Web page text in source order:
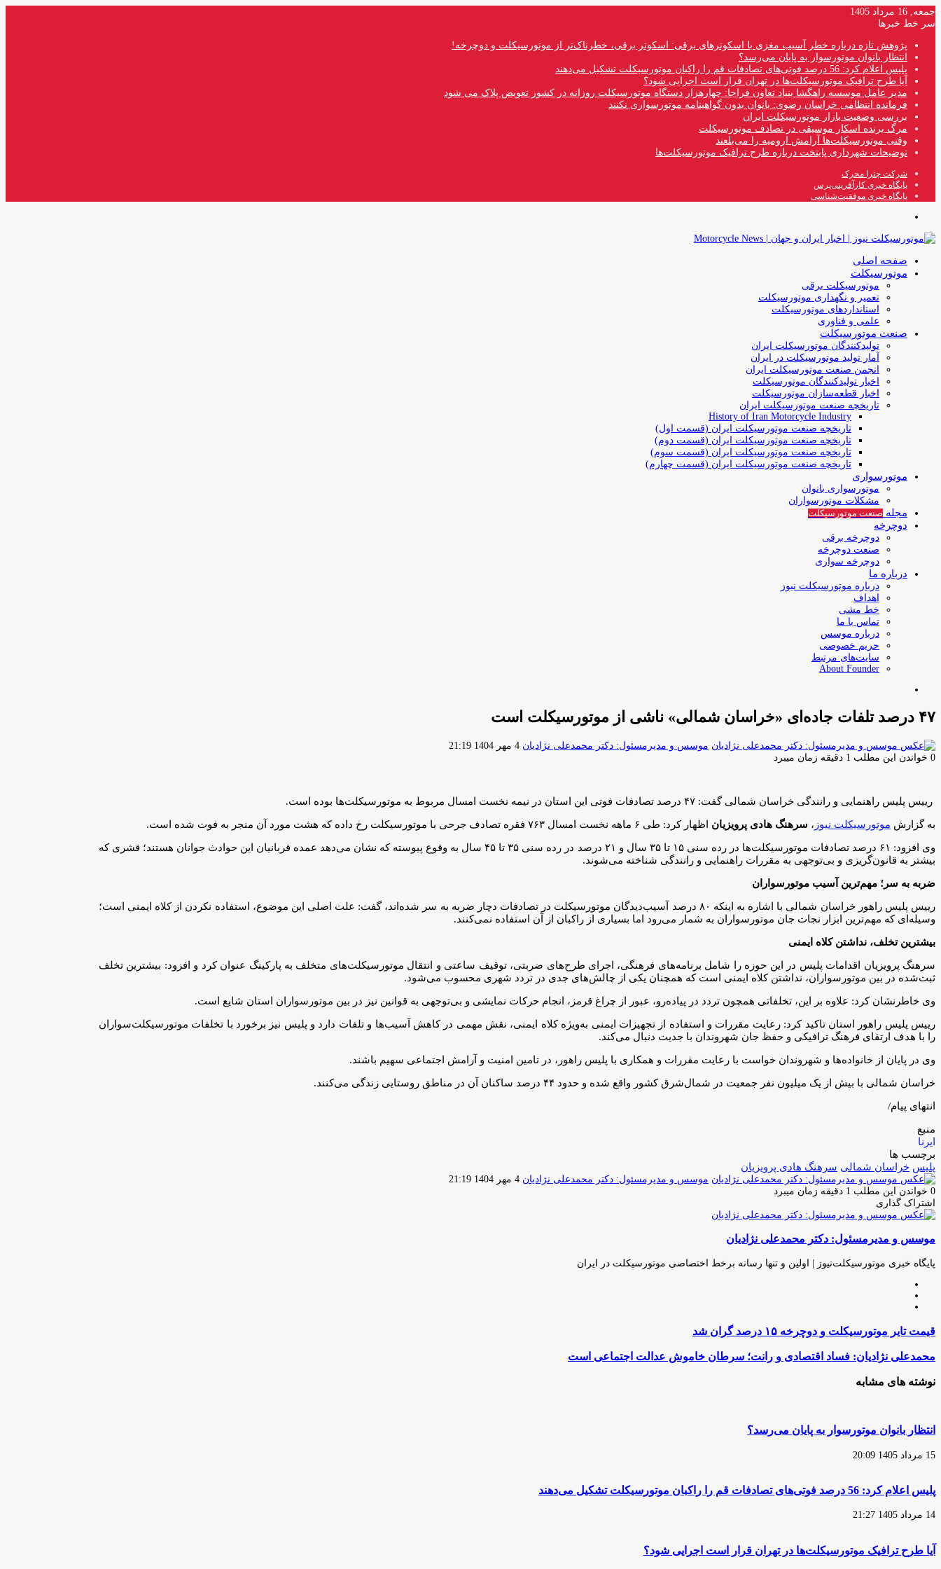
جمعه, 16 مرداد 1405
سر خط خبرها
پژوهش تازه درباره خطر آسیب مغزی با اسکوترهای برقی: اسکوتر برقی، خطرناک‌تر از موتورسیکلت و دوچرخه!
انتظار بانوان موتورسوار به پایان می‌رسد؟
پلیس اعلام کرد: 56 درصد فوتی‌های تصادفات قم را راکبان موتورسیکلت تشکیل می‌دهند
آیا طرح ترافیک موتورسیکلت‌ها در تهران قرار است اجرایی شود؟
مدیر عامل موسسه راهگشا بنیاد تعاون فراجا: چهارهزار دستگاه موتورسیکلت روزانه در کشور تعویض پلاک می شود
فرمانده انتظامی خراسان رضوی: بانوان بدون گواهینامه موتورسواری نکنند
بررسی وضعیت بازار موتورسیکلت ایران
مرگ برنده اسکار موسیقی در تصادف موتورسیکلت
وقتی موتورسیکلت‌ها آرامش ارومیه را می‌بلعند
توضیحات شهرداری پایتخت درباره طرح ترافیک موتورسیکلت‌ها
شرکت چترا محرک
پایگاه خبری کارآفرینی‌پرس
پایگاه خبری موفقیت‌شناسی
صفحه اصلی
موتورسیکلت
موتورسیکلت برقی
تعمیر و نگهداری موتورسیکلت
استانداردهای موتورسیکلت
علمی و فناوری
صنعت موتورسیکلت
تولیدکنندگان موتورسیکلت ایران
آمار تولید موتورسیکلت در ایران
انجمن صنعت موتورسیکلت ایران
اخبار تولیدکنندگان موتورسیکلت
اخبار قطعه‌سازان موتورسیکلت
تاریخچه صنعت موتورسیکلت ایران
History of Iran Motorcycle Industry
تاریخچه صنعت موتورسیکلت ایران (قسمت اول)
تاریخچه صنعت موتورسیکلت ایران (قسمت دوم)
تاریخچه صنعت موتورسیکلت ایران (قسمت سوم)
تاریخچه صنعت موتورسیکلت ایران (قسمت چهارم)
موتورسواری
موتورسواری بانوان
مشکلات موتورسواران
مجله صنعت موتورسیکلت
دوچرخه
دوچرخه برقی
صنعت دوچرخه
دوچرخه سواری
درباره ما
درباره موتورسیکلت نیوز
اهداف
خط مشی
تماس با ما
درباره موسس
حریم خصوصی
سایت‌های مرتبط
About Founder
۴۷ درصد تلفات جاده‌ای «خراسان شمالی» ناشی از موتورسیکلت‌ است
موسس و مدیرمسئول: دکتر محمدعلی نژادیان ارسال
4 مهر 1404 21:19
0 خواندن این مطلب 1 دقیقه زمان میبرد
رییس پلیس راهنمایی و رانندگی خراسان ‌شمالی گفت: ۴۷ درصد تصادفات فوتی این استان در نیمه نخست امسال مربوط به موتورسیکلت‌ها بوده است.
به گزارش موتورسیکلت نیوز ، سرهنگ هادی پرویزیان اظهار کرد: طی ۶ ماهه نخست امسال ۷۶۳ فقره تصادف جرحی با موتورسیکلت رخ داده که هشت مورد آن منجر به فوت شده است.
وی افزود: ۶۱ درصد تصادفات موتورسیکلت‌ها در رده سنی ۱۵ تا ۳۵ سال و ۲۱ درصد در رده سنی ۳۵ تا ۴۵ سال به وقوع پیوسته که نشان می‌دهد عمده قربانیان این حوادث جوانان هستند؛ قشری که
بیشتر به قانون‌گریزی و بی‌توجهی به مقررات راهنمایی و رانندگی شناخته می‌شوند.
ضربه به سر؛ مهم‌ترین آسیب موتورسواران
رییس پلیس راهور خراسان ‌شمالی با اشاره به اینکه ۸۰ درصد آسیب‌دیدگان موتورسیکلت در تصادفات دچار ضربه به سر شده‌اند، گفت: علت اصلی این موضوع، استفاده نکردن از کلاه ایمنی است؛
وسیله‌ای که مهم‌ترین ابزار نجات جان موتورسواران به شمار می‌رود اما بسیاری از راکبان از آن استفاده نمی‌کنند.
بیشترین تخلف، نداشتن کلاه ایمنی
سرهنگ پرویزیان اقدامات پلیس در این حوزه را شامل برنامه‌های فرهنگی، اجرای طرح‌های ضربتی، توقیف ساعتی و انتقال موتورسیکلت‌های متخلف به پارکینگ عنوان کرد و افزود: بیشترین تخلف
ثبت‌شده در بین موتورسواران، نداشتن کلاه ایمنی است که همچنان یکی از چالش‌های جدی در تردد شهری محسوب می‌شود.
وی خاطرنشان کرد: علاوه بر این، تخلفاتی همچون تردد در پیاده‌رو، عبور از چراغ قرمز، انجام حرکات نمایشی و بی‌توجهی به قوانین نیز در بین موتورسواران استان شایع است.
رییس پلیس راهور استان تاکید کرد: رعایت مقررات و استفاده از تجهیزات ایمنی به‌ویژه کلاه ایمنی، نقش مهمی در کاهش آسیب‌ها و تلفات دارد و پلیس نیز برخورد با تخلفات موتورسیکلت‌سواران
را با هدف ارتقای فرهنگ ترافیکی و حفظ جان شهروندان با جدیت دنبال می‌کند.
وی در پایان از خانواده‌ها و شهروندان خواست با رعایت مقررات و همکاری با پلیس راهور، در تامین امنیت و آرامش اجتماعی سهیم باشند.
خراسان شمالی با بیش از یک میلیون نفر جمعیت در شمال‌شرق کشور واقع شده و حدود ۴۴ درصد ساکنان آن در مناطق روستایی زندگی می‌کنند.
انتهای پیام/
منبع
ایرنا
برچسب ها
پلیس خراسان شمالی سرهنگ هادی پرویزیان
موسس و مدیرمسئول: دکتر محمدعلی نژادیان ارسال
4 مهر 1404 21:19
0 خواندن این مطلب 1 دقیقه زمان میبرد
اشتراک گذاری
فیس
توئیتر
لینکدین
واتس
تلگرام
اشتراک
از
ایمیل
چاپ
موسس و مدیرمسئول: دکتر محمدعلی نژادیان
پایگاه خبری موتورسیکلت‌نیوز | اولین و تنها رسانه برخط اختصاصی موتورسیکلت در ایران
قیمت
موتورسیکلت
و
دوچرخه
۱۵
شد
قیمت تایر موتورسیکلت و دوچرخه ۱۵ درصد گران شد
محمدعلی
فساد
اقتصادی
سرطان
خاموش
عدالت
اجتماعی
محمدعلی نژادیان: فساد اقتصادی و رانت؛ سرطان خاموش عدالت اجتماعی است
نوشته های مشابه
انتظار بانوان موتورسوار به پایان می‌رسد؟
15 مرداد 1405 20:09
پلیس اعلام کرد: 56 درصد فوتی‌های تصادفات قم را راکبان موتورسیکلت تشکیل می‌دهند
14 مرداد 1405 21:27
آیا طرح ترافیک موتورسیکلت‌ها در تهران قرار است اجرایی شود؟